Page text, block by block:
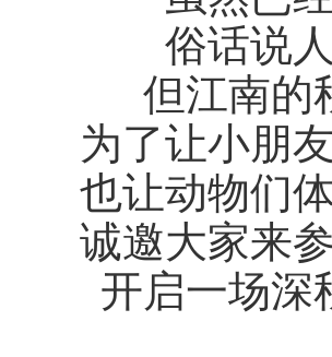
俗话说
但江南的
为了让小朋
也让动物们
诚邀大家来
开启一场深